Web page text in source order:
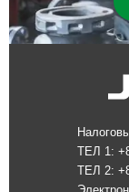
ТЕЛ 1:
ТЕЛ 2: